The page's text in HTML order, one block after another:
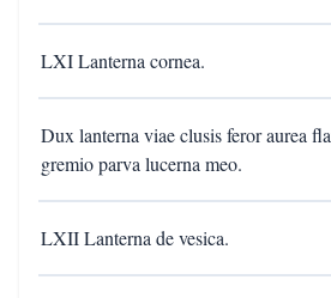
LXI Lanterna cornea.
Dux lanterna viae clusis feror aurea
gremio parva lucerna meo.
LXII Lanterna de vesica.